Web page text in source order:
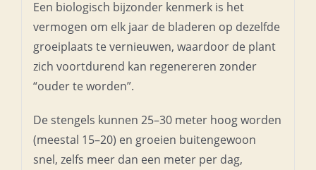
Een biologisch bijzonder kenmerk is het
vermogen om elk jaar de bladeren op dezelfde
groeiplaats te vernieuwen, waardoor de plant
zich voortdurend kan regenereren zonder
“ouder te worden”.
De stengels kunnen 25–30 meter hoog worden
(meestal 15–20) en groeien buitengewoon
snel, zelfs meer dan een meter per dag,